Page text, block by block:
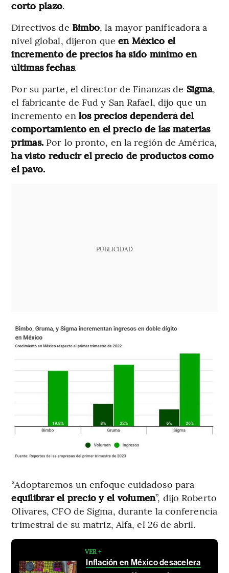
corto plazo.
Directivos de Bimbo, la mayor panificadora a
nivel global, dijeron que en México el
incremento de precios ha sido mínimo en
últimas fechas.
Por su parte, el director de Finanzas de Sigma,
el fabricante de Fud y San Rafael, dijo que un
incremento en los precios dependerá del
comportamiento en el precio de las materias
primas. Por lo pronto, en la región de América,
ha visto reducir el precio de productos como
el pavo.
PUBLICIDAD
“Adoptaremos un enfoque cuidadoso para
equilibrar el precio y el volumen”, dijo Roberto
Olivares, CFO de Sigma, durante la conferencia
trimestral de su matriz, Alfa, el 26 de abril.
VER +
Inflación en México desacelera